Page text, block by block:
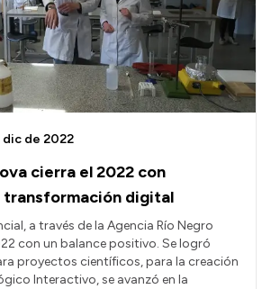
cierra el 2022 con
digital
dic de 2022
a través de la Agencia Río Negro
con un balance positivo. Se logró
proyectos científicos, para la creación
Interactivo, se avanzó en la